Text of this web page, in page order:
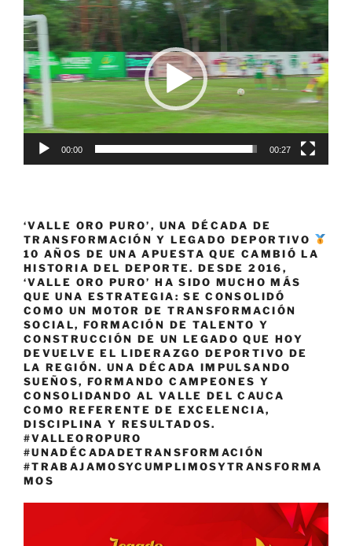
días
el
Distrito
recibirá
la
oferta
institucional»
de
vídeo
00:00 00:27
‘VALLE ORO PURO’, UNA DÉCADA DE
TRANSFORMACIÓN Y LEGADO DEPORTIVO
10 AÑOS DE UNA APUESTA QUE CAMBIÓ LA
HISTORIA DEL DEPORTE. DESDE 2016,
‘VALLE ORO PURO’ HA SIDO MUCHO MÁS
QUE UNA ESTRATEGIA: SE CONSOLIDÓ
COMO UN MOTOR DE TRANSFORMACIÓN
SOCIAL, FORMACIÓN DE TALENTO Y
CONSTRUCCIÓN DE UN LEGADO QUE HOY
DEVUELVE EL LIDERAZGO DEPORTIVO DE
LA REGIÓN. UNA DÉCADA IMPULSANDO
SUEÑOS, FORMANDO CAMPEONES Y
CONSOLIDANDO AL VALLE DEL CAUCA
COMO REFERENTE DE EXCELENCIA,
DISCIPLINA Y RESULTADOS.
#VALLEOROPURO
#UNADÉCADADETRANSFORMACIÓN
#TRABAJAMOSYCUMPLIMOSYTRANSFORMA
MOS